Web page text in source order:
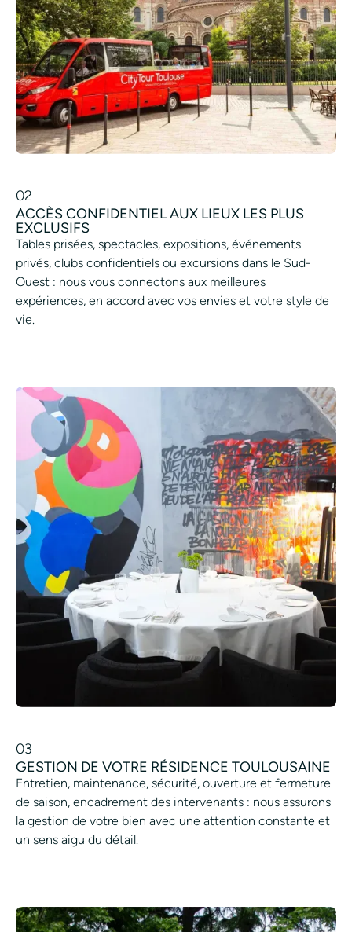
02
ACCÈS CONFIDENTIEL AUX LIEUX LES PLUS
EXCLUSIFS
Tables prisées, spectacles, expositions, événements
privés, clubs confidentiels ou excursions dans le Sud-
Ouest : nous vous connectons aux meilleures
expériences, en accord avec vos envies et votre style de
vie.
03
GESTION DE VOTRE RÉSIDENCE TOULOUSAINE
Entretien, maintenance, sécurité, ouverture et fermeture
de saison, encadrement des intervenants : nous assurons
la gestion de votre bien avec une attention constante et
un sens aigu du détail.